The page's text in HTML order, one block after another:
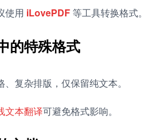
使用 iLovePDF 等工具转换格式。
的特殊格式
复杂排版，仅保留纯文本。
文本翻译可避免格式影响。